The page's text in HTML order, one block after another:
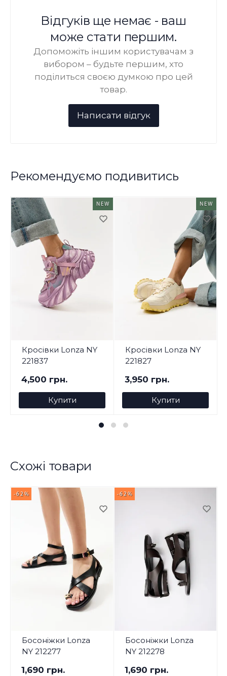
Відгуків ще немає - ваш
може стати першим.
Допоможіть іншим користувачам з
вибором – будьте першим, хто
поділиться своєю думкою про цей
товар.
Рекомендуємо подивитись
NEW
Кросівки Lonza NY
221837
4,500 грн.
Купити
NEW
Кросівки Lonza NY
221827
3,950 грн.
Купити
Схожі товари
-62%
Босоніжки Lonza
NY 212277
1,690 грн.
-62%
Босоніжки Lonza
NY 212278
1,690 грн.